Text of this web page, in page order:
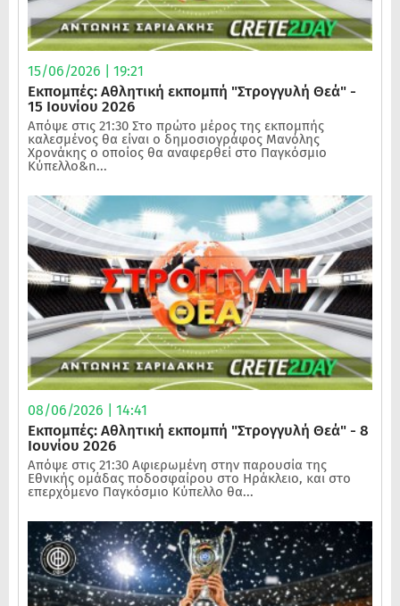
15/06/2026 | 19:21
Εκπομπές: Αθλητική εκπομπή "Στρογγυλή Θεά" -
15 Ιουνίου 2026
Απόψε στις 21:30 Στο πρώτο μέρος της εκπομπής
καλεσμένος θα είναι ο δημοσιογράφος Μανόλης
Χρονάκης ο οποίος θα αναφερθεί στο Παγκόσμιο
Κύπελλο&n...
08/06/2026 | 14:41
Εκπομπές: Αθλητική εκπομπή "Στρογγυλή Θεά" - 8
Ιουνίου 2026
Απόψε στις 21:30 Αφιερωμένη στην παρουσία της
Εθνικής ομάδας ποδοσφαίρου στο Ηράκλειο, και στο
επερχόμενο Παγκόσμιο Κύπελλο θα...